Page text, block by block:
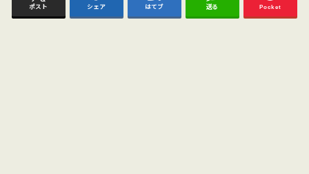
ポスト シェア はてブ 送る Pocket